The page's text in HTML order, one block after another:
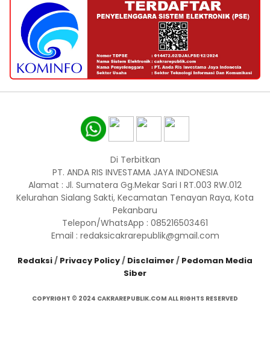
Di Terbitkan
PT. ANDA RIS INVESTAMA JAYA INDONESIA
Alamat : Jl. Sumatera Gg.Mekar Sari I RT.003 RW.012
Kelurahan Sialang Sakti, Kecamatan Tenayan Raya, Kota
Pekanbaru
Telepon/WhatsApp : 085216503461
Email : redaksicakrarepublik@gmail.com
Redaksi/ Privacy Policy/ Disclaimer/ Pedoman Media
Siber
COPYRIGHT © 2024 CAKRAREPUBLIK.COM ALL RIGHTS RESERVED